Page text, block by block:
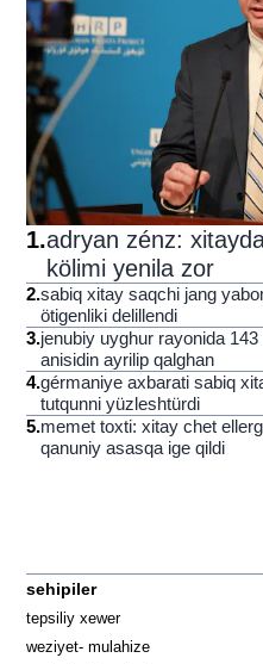
1.adryan zénz:
kölimi yenila zor
2.sabiq xitay saqchi jang
ötigenliki delillendi
3.jenubiy uyghur rayonida
anisidin ayrilip qalghan
4.gérmaniye axbarati sabiq
tutqunni yüzleshtürdi
5.memet toxti: xitay chet
qanuniy asasqa ige qildi
sehipiler
tepsiliy xewer
weziyet- mulahize